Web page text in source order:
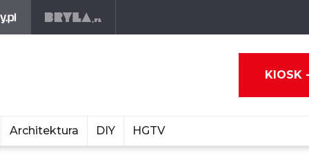
KIOSK
Architektura DIY HGTV